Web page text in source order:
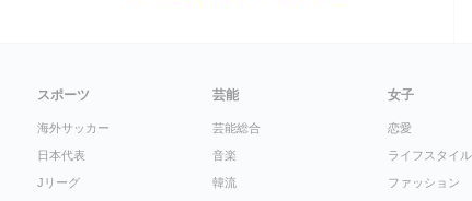
スポーツ
海外サッカー
日本代表
Jリーグ
芸能
芸能総合
音楽
韓流
女子
恋愛
ライフスタイル
ファッション